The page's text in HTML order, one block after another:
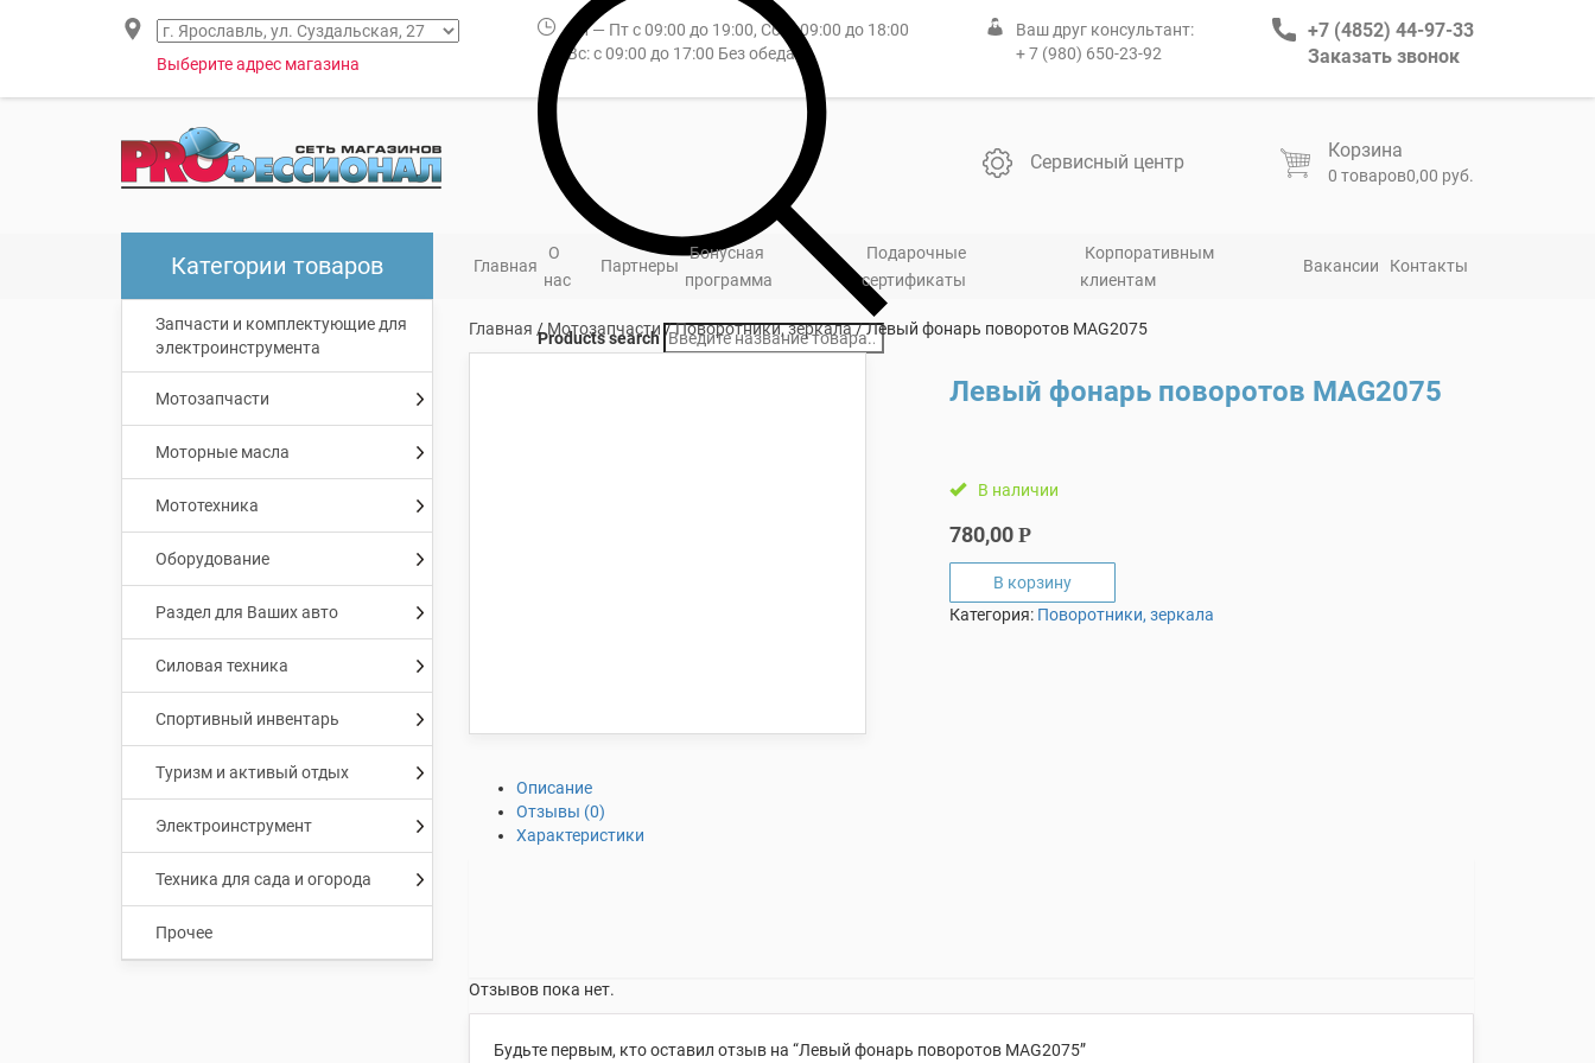
Выберите адрес магазина
Пн — Пт с 09:00 до 19:00, Сб: с 09:00 до 18:00
Вс: с 09:00 до 17:00 Без обеда
Ваш друг консультант:
+ 7 (980) 650-23-92
+7 (4852) 44-97-33
Заказать звонок
Products search
Сервисный центр
Корзина
0 товаров0,00 руб.
Главная
О
нас
Партнеры
Бонусная
программа
Подарочные
сертификаты
Корпоративным
клиентам
Вакансии Контакты
Категории товаров
Запчасти и комплектующие для
электроинструмента
Мотозапчасти
Моторные масла
Мототехника
Оборудование
Раздел для Ваших авто
Силовая техника
Спортивный инвентарь
Туризм и активый отдых
Электроинструмент
Техника для сада и огорода
Прочее
Главная /Мотозапчасти/Поворотники, зеркала/ Левый фонарь поворотов MAG2075
Левый фонарь поворотов MAG2075
В наличии
780,00Р
В корзину
Категория: Поворотники, зеркала
Описание
Отзывы (0)
Характеристики
Отзывов пока нет.
Будьте первым, кто оставил отзыв на “Левый фонарь поворотов MAG2075”